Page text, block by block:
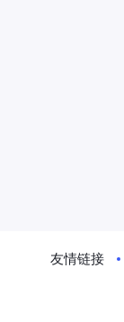
友情链接